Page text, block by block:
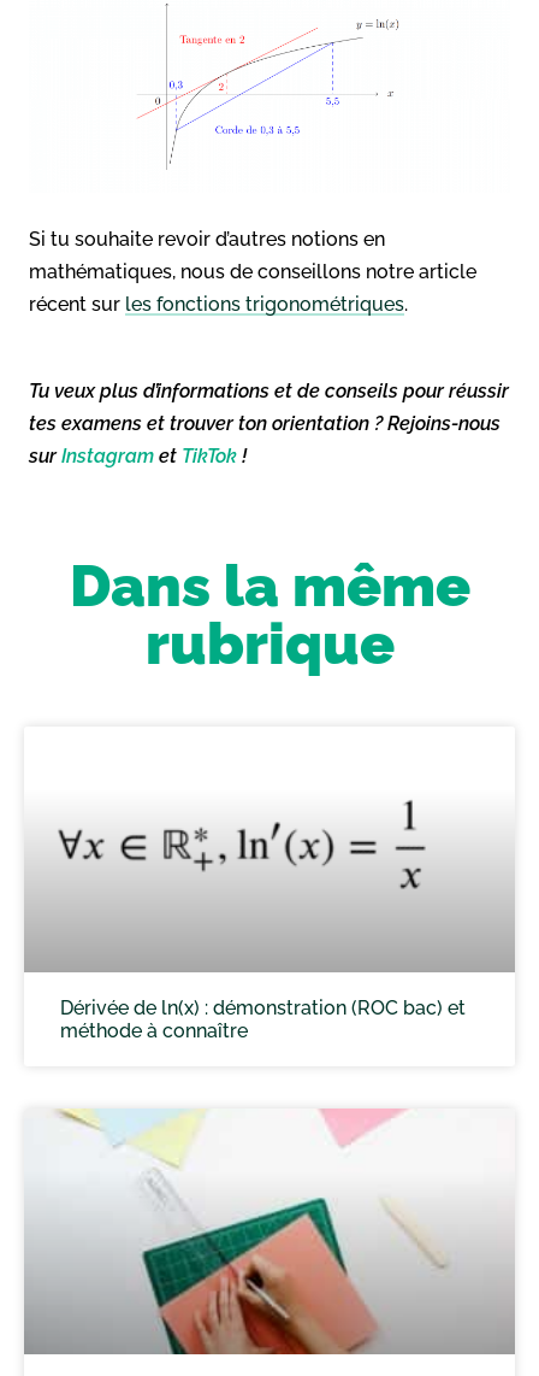
Si tu souhaite revoir d’autres notions en
mathématiques, nous de conseillons notre article
récent sur les fonctions trigonométriques.
Tu veux plus d’informations et de conseils pour réussir
tes examens et trouver ton orientation ? Rejoins-nous
surInstagram et TikTok !
Dans la même
rubrique
Dérivée de ln(x) : démonstration (ROC bac) et
méthode à connaître